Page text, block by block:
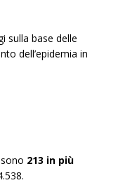
sulla base delle
dell’epidemia in
sono 213 in più